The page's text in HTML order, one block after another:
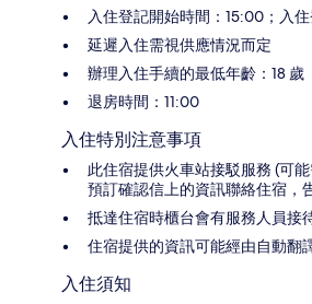
入住登記開始時間：15:00；入
延遲入住需視供應情況而定
辦理入住手續的最低年齡：18 歲
退房時間：11:00
入住特別注意事項
此住宿提供火車站接駁服務 (可
預訂確認信上的資訊聯絡住宿，
抵達住宿時櫃台會有服務人員接
住宿提供的資訊可能經由自動翻
入住須知